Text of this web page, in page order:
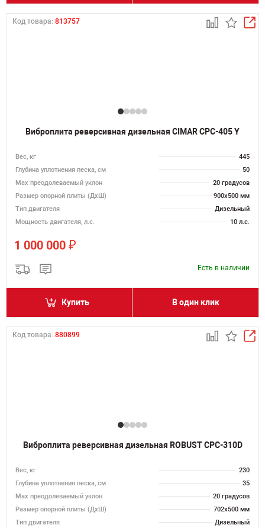
Код товара: 813757
Виброплита реверсивная дизельная CIMAR CPC-405 Y
Вес, кг
445
Глубина уплотнения песка, см
50
Max преодолеваемый уклон
20 градусов
Размер опорной плиты (ДхШ)
900х500 мм
Тип двигателя
Дизельный
Мощность двигателя, л.с.
10 л.с.
1 000 000 ₽
Есть в наличии
Купить В один клик
Код товара: 880899
Виброплита реверсивная дизельная ROBUST CPC-310D
Вес, кг
230
Глубина уплотнения песка, см
35
Max преодолеваемый уклон
20 градусов
Размер опорной плиты (ДхШ)
702х500 мм
Тип двигателя
Дизельный